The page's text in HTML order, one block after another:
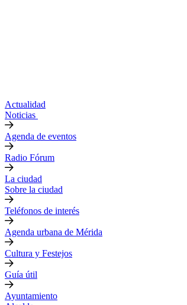
Actualidad
Noticias
Agenda de eventos
Radio Fórum
La ciudad
Sobre la ciudad
Teléfonos de interés
Agenda urbana de Mérida
Cultura y Festejos
Guía útil
Ayuntamiento